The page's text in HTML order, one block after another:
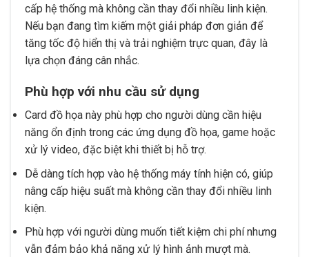
cấp hệ thống mà không cần thay đổi nhiều linh kiện.
Nếu bạn đang tìm kiếm một giải pháp đơn giản để
tăng tốc độ hiển thị và trải nghiệm trực quan, đây là
lựa chọn đáng cân nhắc.
Phù hợp với nhu cầu sử dụng
Card đồ họa này phù hợp cho người dùng cần hiệu
năng ổn định trong các ứng dụng đồ họa, game hoặc
xử lý video, đặc biệt khi thiết bị hỗ trợ.
Dễ dàng tích hợp vào hệ thống máy tính hiện có, giúp
nâng cấp hiệu suất mà không cần thay đổi nhiều linh
kiện.
Phù hợp với người dùng muốn tiết kiệm chi phí nhưng
vẫn đảm bảo khả năng xử lý hình ảnh mượt mà.